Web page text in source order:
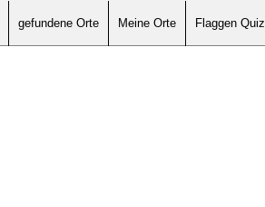
gefundene Orte Meine Orte Flaggen Quiz